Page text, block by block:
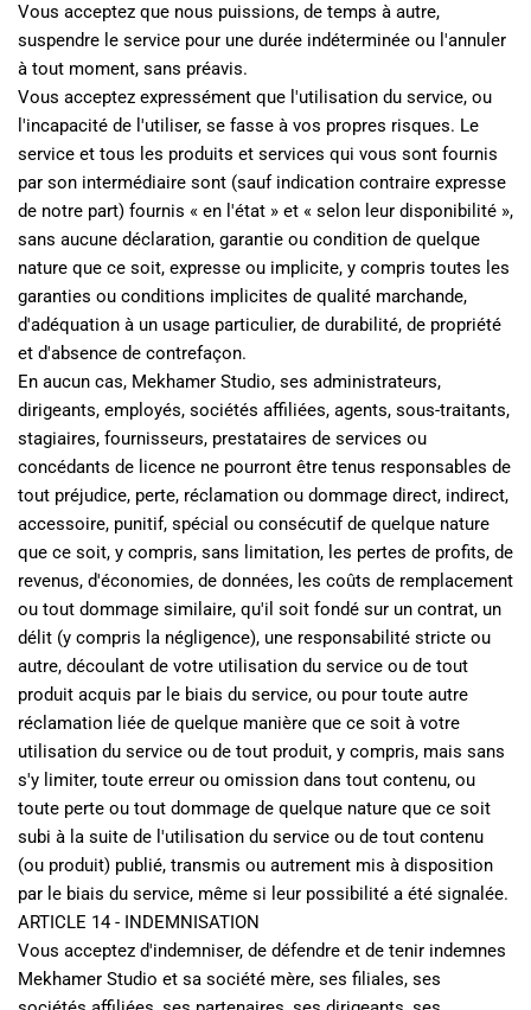
Vous acceptez que nous puissions, de temps à autre,
suspendre le service pour une durée indéterminée ou l'annuler
à tout moment, sans préavis.
Vous acceptez expressément que l'utilisation du service, ou
l'incapacité de l'utiliser, se fasse à vos propres risques. Le
service et tous les produits et services qui vous sont fournis
par son intermédiaire sont (sauf indication contraire expresse
de notre part) fournis « en l'état » et « selon leur disponibilité »,
sans aucune déclaration, garantie ou condition de quelque
nature que ce soit, expresse ou implicite, y compris toutes les
garanties ou conditions implicites de qualité marchande,
d'adéquation à un usage particulier, de durabilité, de propriété
et d'absence de contrefaçon.
En aucun cas, Mekhamer Studio, ses administrateurs,
dirigeants, employés, sociétés affiliées, agents, sous-traitants,
stagiaires, fournisseurs, prestataires de services ou
concédants de licence ne pourront être tenus responsables de
tout préjudice, perte, réclamation ou dommage direct, indirect,
accessoire, punitif, spécial ou consécutif de quelque nature
que ce soit, y compris, sans limitation, les pertes de profits, de
revenus, d'économies, de données, les coûts de remplacement
ou tout dommage similaire, qu'il soit fondé sur un contrat, un
délit (y compris la négligence), une responsabilité stricte ou
autre, découlant de votre utilisation du service ou de tout
produit acquis par le biais du service, ou pour toute autre
réclamation liée de quelque manière que ce soit à votre
utilisation du service ou de tout produit, y compris, mais sans
s'y limiter, toute erreur ou omission dans tout contenu, ou
toute perte ou tout dommage de quelque nature que ce soit
subi à la suite de l'utilisation du service ou de tout contenu
(ou produit) publié, transmis ou autrement mis à disposition
par le biais du service, même si leur possibilité a été signalée.
ARTICLE 14 - INDEMNISATION
Vous acceptez d'indemniser, de défendre et de tenir indemnes
Mekhamer Studio et sa société mère, ses filiales, ses